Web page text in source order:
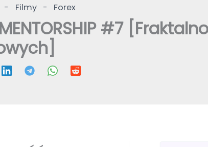
- Filmy - Forex
MENTORSHIP #7